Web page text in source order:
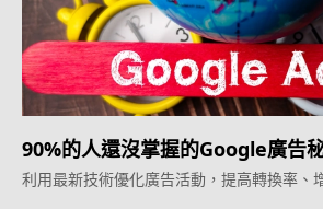
90%的人還沒掌握的Google廣告
利用最新技術優化廣告活動，提高轉換率、